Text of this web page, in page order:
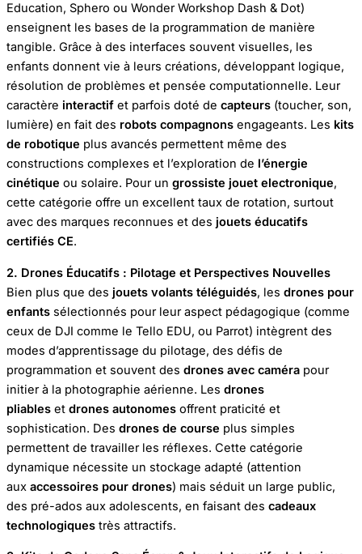
Education, Sphero ou Wonder Workshop Dash & Dot)
enseignent les bases de la programmation de manière
tangible. Grâce à des interfaces souvent visuelles, les
enfants donnent vie à leurs créations, développant logique,
résolution de problèmes et pensée computationnelle. Leur
caractère interactif et parfois doté de capteurs (toucher, son,
lumière) en fait des robots compagnons engageants. Les kits
de robotique plus avancés permettent même des
constructions complexes et l’exploration de l’énergie
cinétique ou solaire. Pour un grossiste jouet electronique,
cette catégorie offre un excellent taux de rotation, surtout
avec des marques reconnues et des jouets éducatifs
certifiés CE.
2. Drones Éducatifs : Pilotage et Perspectives Nouvelles
Bien plus que des jouets volants téléguidés, les drones pour
enfants sélectionnés pour leur aspect pédagogique (comme
ceux de DJI comme le Tello EDU, ou Parrot) intègrent des
modes d’apprentissage du pilotage, des défis de
programmation et souvent des drones avec caméra pour
initier à la photographie aérienne. Les drones
pliables et drones autonomes offrent praticité et
sophistication. Des drones de course plus simples
permettent de travailler les réflexes. Cette catégorie
dynamique nécessite un stockage adapté (attention
aux accessoires pour drones) mais séduit un large public,
des pré-ados aux adolescents, en faisant des cadeaux
technologiques très attractifs.